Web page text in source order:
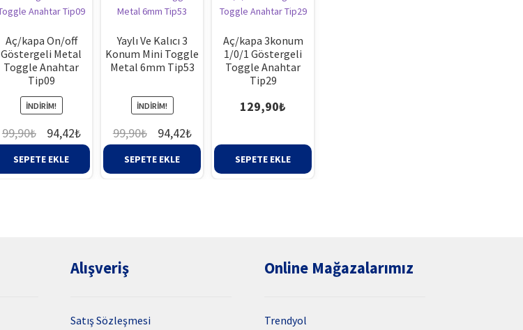
Aç/kapa On/off
Göstergeli Metal
Toggle Anahtar
Tip09
İNDIRIM!
99,90₺
Orijinal
fiyat:
99,90₺.
94,42₺Şu
andaki
fiyat:
SEPETE EKLE
Yaylı Ve Kalıcı 3
Konum Mini Toggle
Metal 6mm Tip53
İNDIRIM!
99,90₺
Orijinal
fiyat:
99,90₺.
94,42₺Şu
andaki
fiyat:
SEPETE EKLE
Aç/kapa 3konum
1/0/1 Göstergeli
Toggle Anahtar
Tip29
129,90₺
SEPETE EKLE
Alışveriş
Satış Sözleşmesi
Online Mağazalarımız
Trendyol